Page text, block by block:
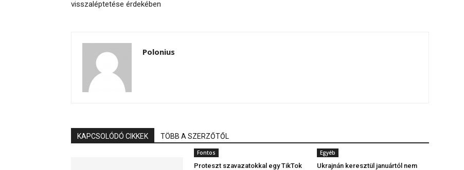
visszaléptetése érdekében
Polonius
KAPCSOLÓDÓ CIKKEK TÖBB A SZERZŐTŐL
Fontos
Proteszt szavazatokkal egy TikTok
Egyéb
Ukrajnán keresztül januártól nem